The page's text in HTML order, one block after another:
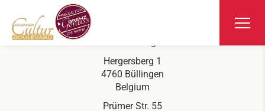
Direkt an der deutsch belgischen Grenze
Hergersberg 1
4760 Büllingen
Belgium
Prümer Str. 55